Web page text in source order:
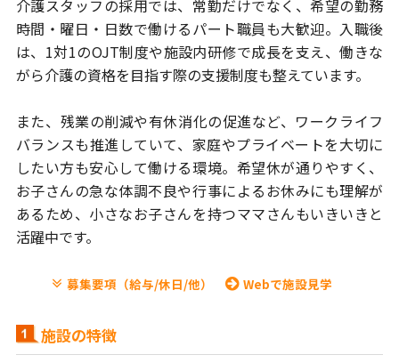
介護スタッフの採用では、常勤だけでなく、希望の勤務
時間・曜日・日数で働けるパート職員も大歓迎。入職後
は、1対1のOJT制度や施設内研修で成長を支え、働きな
がら介護の資格を目指す際の支援制度も整えています。
また、残業の削減や有休消化の促進など、ワークライフ
バランスも推進 していて、家庭やプライベートを大切に
したい方も安心して働ける環境。 希望休が通りやすく、
お子さんの急な体調不良や行事によるお休みにも理解が
あるため、小さなお子さんを持つママさんもいきいきと
活躍中です。
募集要項（給与/休日/他） Webで施設見学
施設の特徴